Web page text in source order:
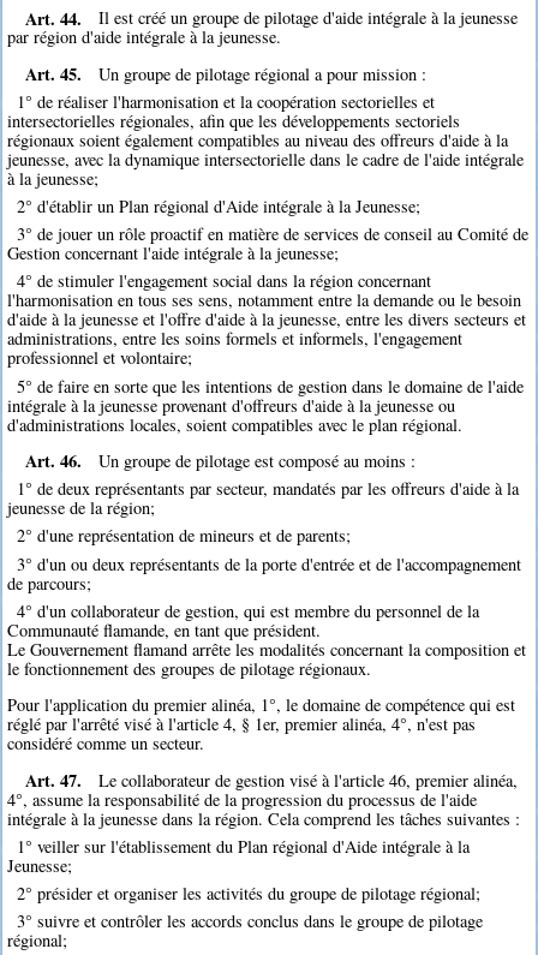
Art. 44.
Il est créé un groupe de pilotage d'aide intégrale à la jeunesse
par région d'aide intégrale à la jeunesse.
Art. 45.
Un groupe de pilotage régional a pour mission :
1° de réaliser l'harmonisation et la coopération sectorielles et
intersectorielles régionales, afin que les développements sectoriels
régionaux soient également compatibles au niveau des offreurs d'aide à la
jeunesse, avec la dynamique intersectorielle dans le cadre de l'aide intégrale
à la jeunesse;
2° d'établir un Plan régional d'Aide intégrale à la Jeunesse;
3° de jouer un rôle proactif en matière de services de conseil au Comité de
Gestion concernant l'aide intégrale à la jeunesse;
4° de stimuler l'engagement social dans la région concernant
l'harmonisation en tous ses sens, notamment entre la demande ou le besoin
d'aide à la jeunesse et l'offre d'aide à la jeunesse, entre les divers secteurs et
administrations, entre les soins formels et informels, l'engagement
professionnel et volontaire;
5° de faire en sorte que les intentions de gestion dans le domaine de l'aide
intégrale à la jeunesse provenant d'offreurs d'aide à la jeunesse ou
d'administrations locales, soient compatibles avec le plan régional.
Art. 46.
Un groupe de pilotage est composé au moins :
1° de deux représentants par secteur, mandatés par les offreurs d'aide à la
jeunesse de la région;
2° d'une représentation de mineurs et de parents;
3° d'un ou deux représentants de la porte d'entrée et de l'accompagnement
de parcours;
4° d'un collaborateur de gestion, qui est membre du personnel de la
Communauté flamande, en tant que président.
Le Gouvernement flamand arrête les modalités concernant la composition et
le fonctionnement des groupes de pilotage régionaux.
Pour l'application du premier alinéa, 1°, le domaine de compétence qui est
réglé par l'arrêté visé à l'article 4, § 1er, premier alinéa, 4°, n'est pas
considéré comme un secteur.
Art. 47.
Le collaborateur de gestion visé à l'article 46, premier alinéa,
4°, assume la responsabilité de la progression du processus de l'aide
intégrale à la jeunesse dans la région. Cela comprend les tâches suivantes :
1° veiller sur l'établissement du Plan régional d'Aide intégrale à la
Jeunesse;
2° présider et organiser les activités du groupe de pilotage régional;
3° suivre et contrôler les accords conclus dans le groupe de pilotage
régional;